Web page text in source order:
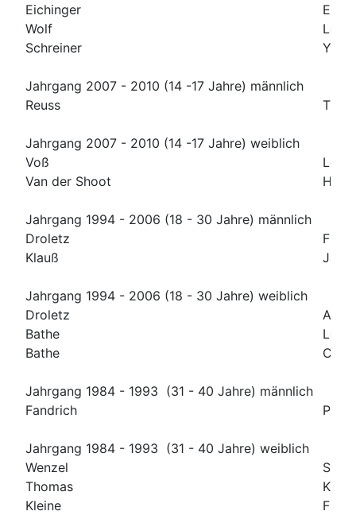
Eichinger
Wolf
Leni
Schreiner
Yana
Jahrgang 2007 - 2010 (14 -17 Jahre) männlich
Reuss
Jahrgang 2007 - 2010 (14 -17 Jahre) weiblich
Voß
Leni
Van der Shoot
Jahrgang 1994 - 2006 (18 - 30 Jahre) männlich
Droletz
Klauß
Jan
Jahrgang 1994 - 2006 (18 - 30 Jahre) weiblich
Droletz
Bathe
Bathe
Jahrgang 1984 - 1993 (31 - 40 Jahre) männlich
Fandrich
Jahrgang 1984 - 1993 (31 - 40 Jahre) weiblich
Wenzel
Steffi
Thomas
Kleine